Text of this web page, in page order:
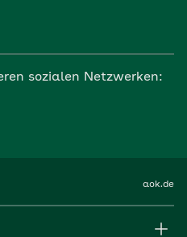
sozialen Netzwerken:
aok.de